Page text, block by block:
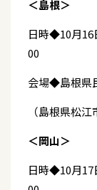
＜島根＞
日時◆10月16
00
会場◆島根県
（島根県松江
＜岡山＞
日時◆10月17